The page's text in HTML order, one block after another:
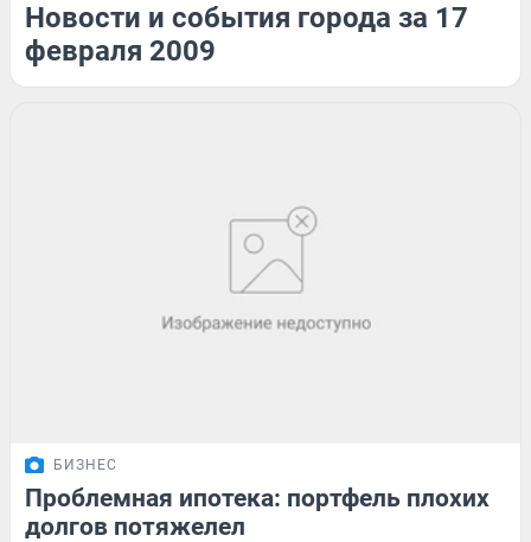
Новости и события города за 17
февраля 2009
БИЗНЕС
Проблемная ипотека: портфель плохих
долгов потяжелел